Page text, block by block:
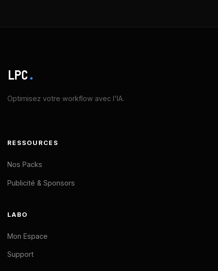
LPC.
Optimisez votre workflow avec l'IA.
RESSOURCES
Nos Packs
Publicité & Sponsors
LABO
Mon Espace
Support